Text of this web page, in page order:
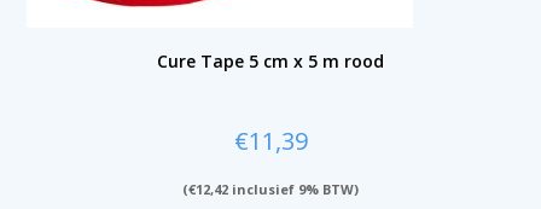
Cure Tape 5 cm x 5 m rood
€11,39
(€12,42 inclusief 9% BTW)